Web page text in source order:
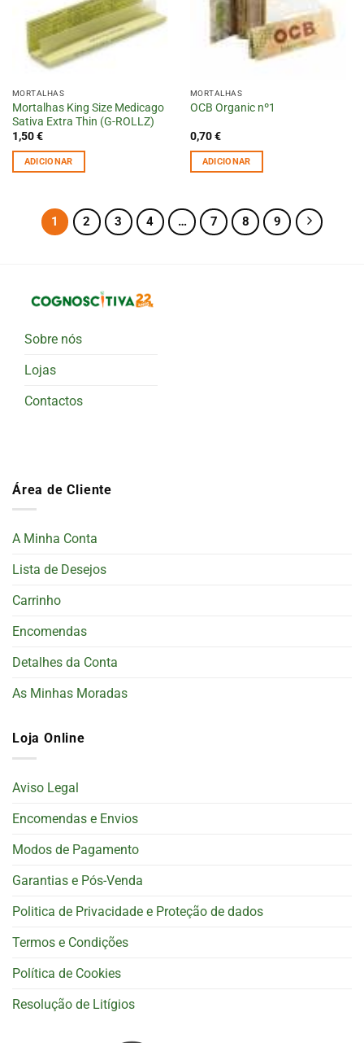
MORTALHAS
Mortalhas King Size Medicago
Sativa Extra Thin (G-ROLLZ)
1,50€
ADICIONAR
MORTALHAS
OCB Organic nº1
0,70€
ADICIONAR
1 2 3 4 … 7 8 9
Sobre nós
Lojas
Contactos
Área de Cliente
A Minha Conta
Lista de Desejos
Carrinho
Encomendas
Detalhes da Conta
As Minhas Moradas
Loja Online
Aviso Legal
Encomendas e Envios
Modos de Pagamento
Garantias e Pós-Venda
Politica de Privacidade e Proteção de dados
Termos e Condições
Política de Cookies
Resolução de Litígios